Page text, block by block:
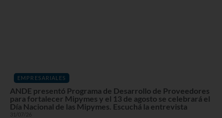
EMPRESARIALES
ANDE presentó Programa de Desarrollo de Proveedores
para fortalecer Mipymes y el 13 de agosto se celebrará el
Día Nacional de las Mipymes. Escuchá la entrevista
31/07/26